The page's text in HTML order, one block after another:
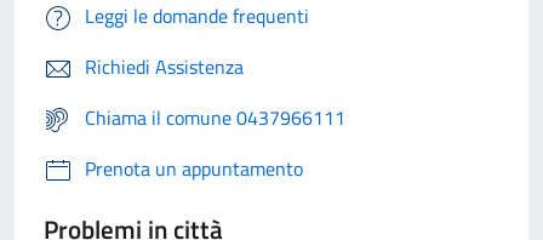
Leggi le domande frequenti
Richiedi Assistenza
Chiama il comune 0437966111
Prenota un appuntamento
Problemi in città